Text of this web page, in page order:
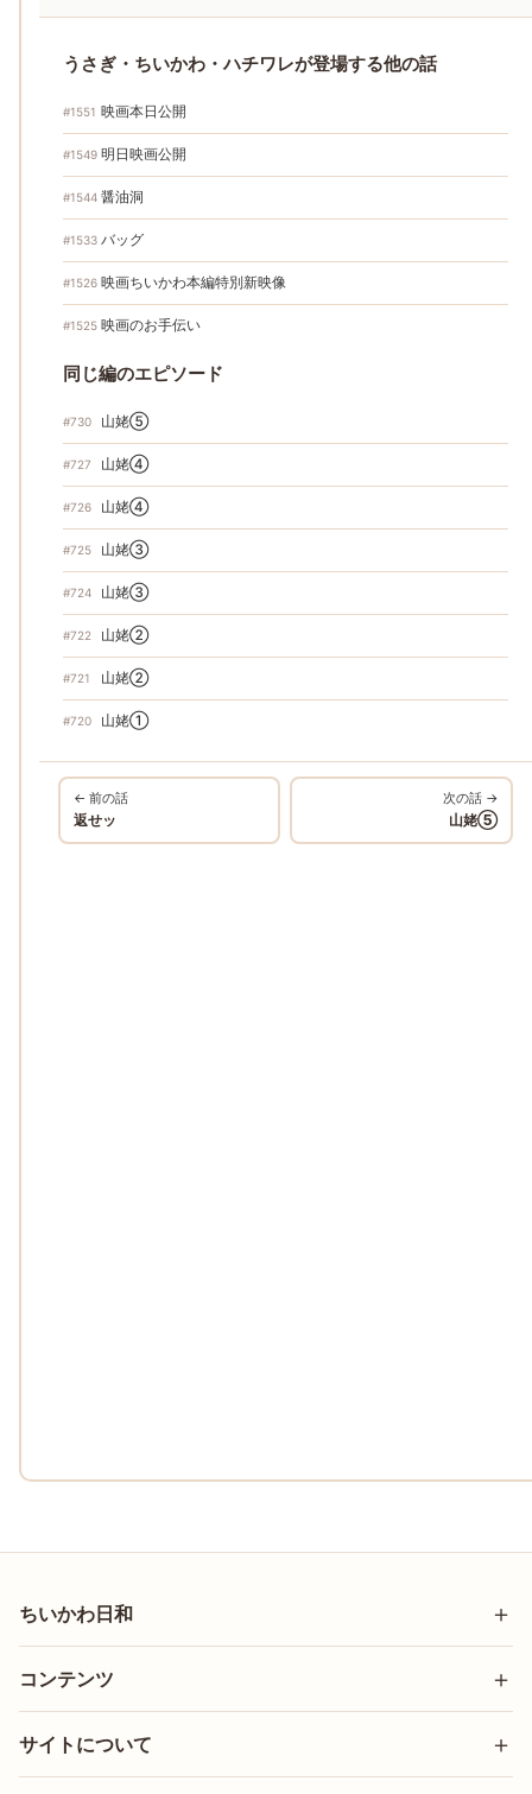
うさぎ・ちいかわ・ハチワレが登場する他の話
#1551 映画本日公開
#1549 明日映画公開
#1544 醤油洞
#1533 バッグ
#1526 映画ちいかわ本編特別新映像
#1525 映画のお手伝い
同じ編のエピソード
#730 山姥⑤
#727 山姥④
#726 山姥④
#725 山姥③
#724 山姥③
#722 山姥②
#721 山姥②
#720 山姥①
← 前の話
返せッ
次の話 →
山姥⑤
ちいかわ日和
コンテンツ
サイトについて